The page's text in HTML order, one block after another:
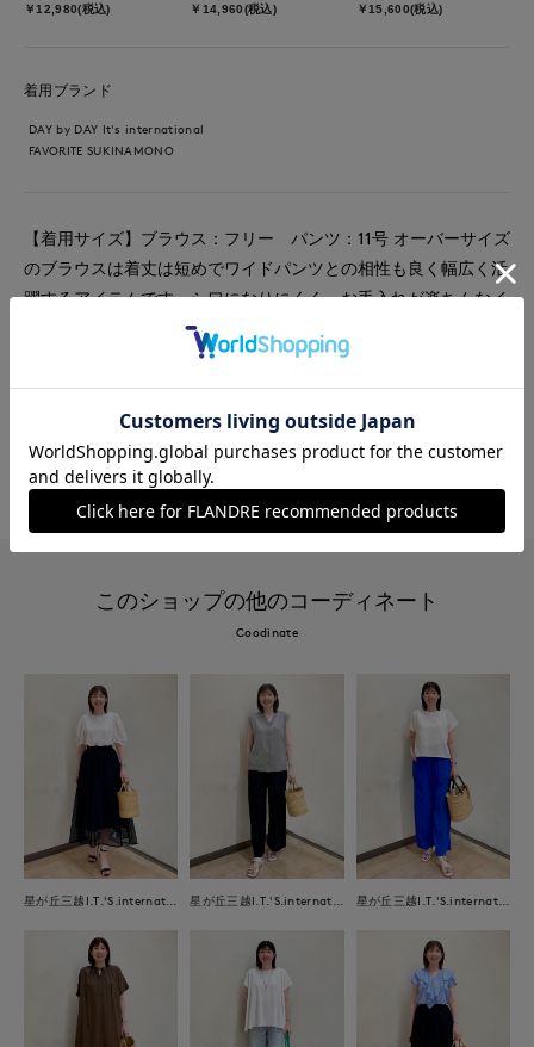
￥12,980(税込) ￥14,960(税込) ￥15,600(税込)
着用ブランド
DAY by DAY It's international
FAVORITE SUKINAMONO
【着用サイズ】ブラウス：フリー パンツ：11号 オーバーサイズ
のブラウスは着丈は短めでワイドパンツとの相性も良く幅広く活
躍するアイテムです。シワになりにくく、お手入れが楽ちんなイ
ージーケアに優れた素材です。
#ブラウス #パンツ #休日 #ウォッシャブル
#イージーケア #コットン #新作
#骨格ナチュラル #保護者会
このショップの他のコーディネート
Coodinate